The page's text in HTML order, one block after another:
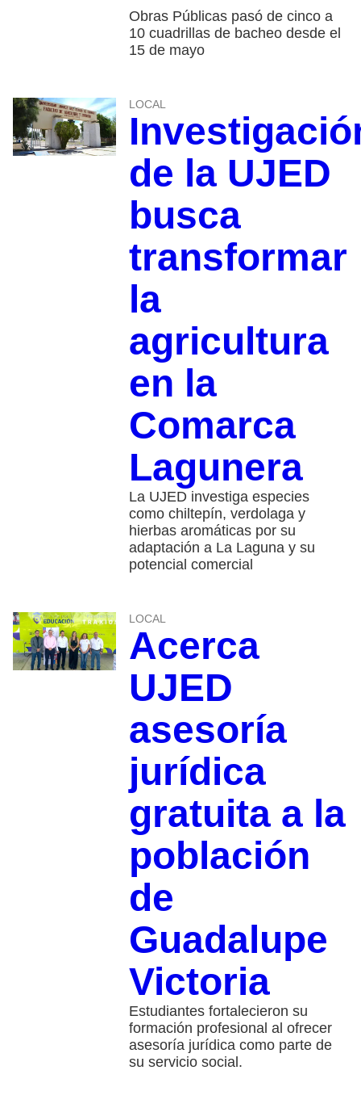
Obras Públicas pasó de cinco a
10 cuadrillas de bacheo desde el
15 de mayo
LOCAL
de la UJED
busca
transformar
la
agricultura
en la
Comarca
Lagunera
La UJED investiga especies
como chiltepín, verdolaga y
hierbas aromáticas por su
adaptación a La Laguna y su
potencial comercial
LOCAL
Acerca
UJED
asesoría
jurídica
gratuita a la
población
de
Guadalupe
Victoria
Estudiantes fortalecieron su
formación profesional al ofrecer
asesoría jurídica como parte de
su servicio social.